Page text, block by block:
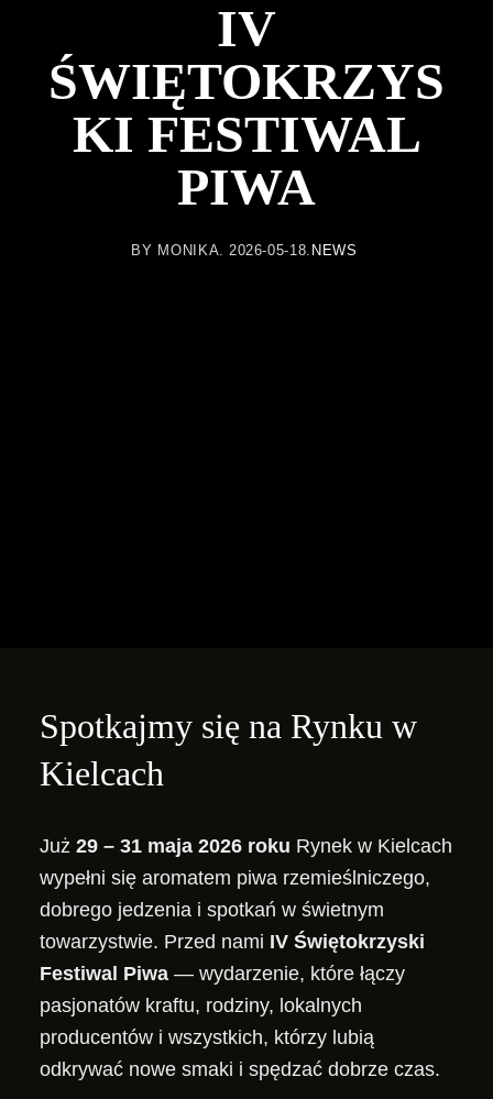
IV
ŚWIĘTOKRZYS
KI FESTIWAL
PIWA
BY MONIKA 2026-05-18 NEWS
Spotkajmy się na Rynku w
Kielcach
Już 29 – 31 maja 2026 roku Rynek w Kielcach
wypełni się aromatem piwa rzemieślniczego,
dobrego jedzenia i spotkań w świetnym
towarzystwie. Przed nami IV Świętokrzyski
Festiwal Piwa— wydarzenie, które łączy
pasjonatów kraftu, rodziny, lokalnych
producentów i wszystkich, którzy lubią
odkrywać nowe smaki i spędzać dobrze czas.